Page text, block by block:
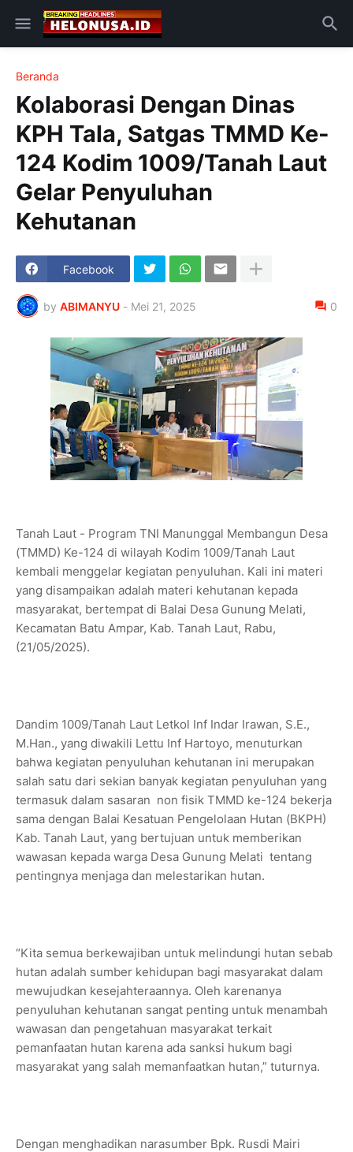
Beranda
Kolaborasi Dengan Dinas
KPH Tala, Satgas TMMD Ke-
124 Kodim 1009/Tanah Laut
Gelar Penyuluhan
Kehutanan
Facebook
by ABIMANYU - Mei 21, 2025 0
Tanah Laut - Program TNI Manunggal Membangun Desa
(TMMD) Ke-124 di wilayah Kodim 1009/Tanah Laut
kembali menggelar kegiatan penyuluhan. Kali ini materi
yang disampaikan adalah materi kehutanan kepada
masyarakat, bertempat di Balai Desa Gunung Melati,
Kecamatan Batu Ampar, Kab. Tanah Laut, Rabu,
(21/05/2025).
Dandim 1009/Tanah Laut Letkol Inf Indar Irawan, S.E.,
M.Han., yang diwakili Lettu Inf Hartoyo, menuturkan
bahwa kegiatan penyuluhan kehutanan ini merupakan
salah satu dari sekian banyak kegiatan penyuluhan yang
termasuk dalam sasaran non fisik TMMD ke-124 bekerja
sama dengan Balai Kesatuan Pengelolaan Hutan (BKPH)
Kab. Tanah Laut, yang bertujuan untuk memberikan
wawasan kepada warga Desa Gunung Melati tentang
pentingnya menjaga dan melestarikan hutan.
“Kita semua berkewajiban untuk melindungi hutan sebab
hutan adalah sumber kehidupan bagi masyarakat dalam
mewujudkan kesejahteraannya. Oleh karenanya
penyuluhan kehutanan sangat penting untuk menambah
wawasan dan pengetahuan masyarakat terkait
pemanfaatan hutan karena ada sanksi hukum bagi
masyarakat yang salah memanfaatkan hutan,” tuturnya.
Dengan menghadikan narasumber Bpk. Rusdi Mairi